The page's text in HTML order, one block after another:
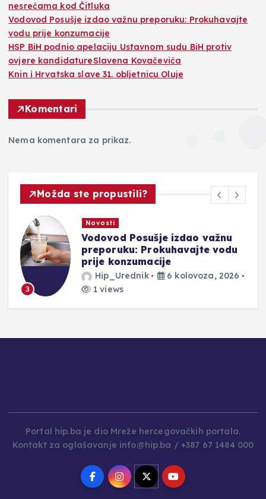
nesrećama kod Čitluka
Vodovod Posušje izdao važnu preporuku: Prokuhavajte
vodu prije konzumacije
HSP BiH podnio apelaciju Ustavnom sudu BiH protiv
ovjere kandidatureSlavena Kovačevića
Knin i Hrvatska slave 31. obljetnicu Oluje
Komentari
Nema komentara za prikaz.
Možda ste propustili?
3
Novosti
Vodovod Posušje izdao važnu
preporuku: Prokuhavajte vodu
prije konzumacije
Hip_Urednik
6 kolovoza, 2026
1 views
Portal hip.ba je dio Mreže hercegovačkih portala.
Kontakt za oglašavanje info@hip.ba / +387 67 1484 000